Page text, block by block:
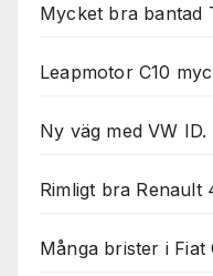
Mycket bra bantad
Leapmotor C10
Ny väg med VW ID.
Rimligt bra Renault
Många brister i Fiat